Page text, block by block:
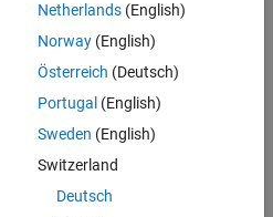
Netherlands(English)
Norway(English)
Österreich (Deutsch)
Portugal (English)
Sweden (English)
Switzerland
Deutsch